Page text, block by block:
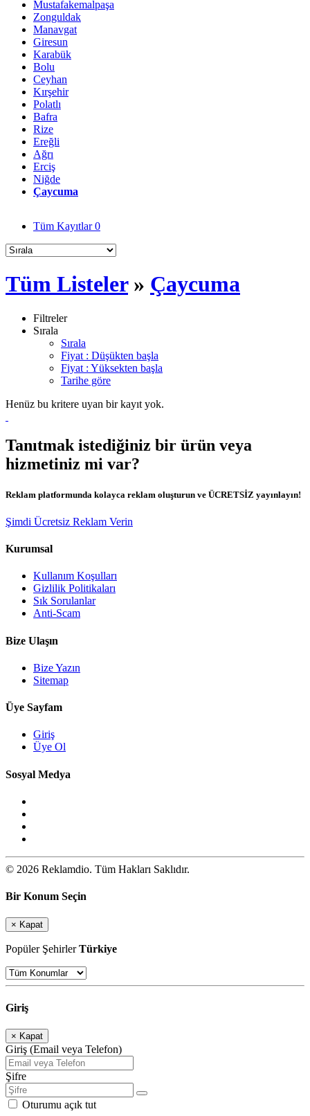
Mustafakemalpaşa
Zonguldak
Manavgat
Giresun
Karabük
Bolu
Ceyhan
Kırşehir
Polatlı
Bafra
Rize
Ereğli
Ağrı
Erciş
Niğde
Çaycuma
Tüm Kayıtlar0
Tüm Listeler» Çaycuma
Filtreler
Sırala
Sırala
Fiyat : Düşükten başla
Fiyat : Yüksekten başla
Tarihe göre
Henüz bu kritere uyan bir kayıt yok.
Tanıtmak istediğiniz bir ürün veya
hizmetiniz mi var?
Reklam platformunda kolayca reklam oluşturun ve ÜCRETSİZ yayınlayın!
Şimdi Ücretsiz Reklam Verin
Kurumsal
Kullanım Koşulları
Gizlilik Politikaları
Sık Sorulanlar
Anti-Scam
Bize Ulaşın
Bize Yazın
Sitemap
Üye Sayfam
Giriş
Üye Ol
Sosyal Medya
© 2026 Reklamdio. Tüm Hakları Saklıdır.
Bir Konum Seçin
× Kapat
Popüler ŞehirlerTürkiye
Giriş
× Kapat
Giriş (Email veya Telefon)
Şifre
Oturumu açık tut